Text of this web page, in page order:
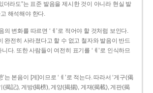
더라도”는 표준 발음을 제시한 것이 아니라 현실 발
해석해야 한다.
의 변화를 따르면 ‘ㅔ’로 적어야 할 것처럼 보인다.
완전히 사라졌다고 할 수 없고 철자와 발음이 반드
다. 또한 사람들이 여전히 표기를 ‘ㅖ’로 인식하므
’는 본음이 [게]이므로 ‘ㅔ’로 적는다. 따라서 ‘게구(偈
(揭記), 게방(揭榜), 게양(揭揚), 게재(揭載), 게판(揭